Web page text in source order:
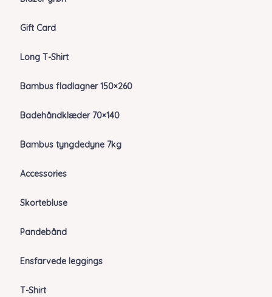
Gift Card
Long T-Shirt
Bambus fladlagner 150×260
Badehåndklæder 70×140
Bambus tyngdedyne 7kg
Accessories
Skortebluse
Pandebånd
Ensfarvede leggings
T-Shirt